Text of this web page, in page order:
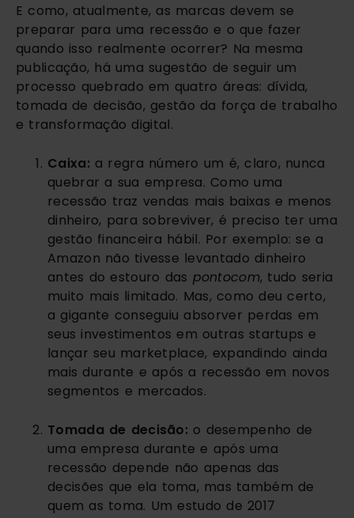
E como, atualmente, as marcas devem se
preparar para uma recessão e o que fazer
quando isso realmente ocorrer? Na mesma
publicação, há uma sugestão de seguir um
processo quebrado em quatro áreas: dívida,
tomada de decisão, gestão da força de trabalho
e transformação digital.
Caixa: a regra número um é, claro, nunca
quebrar a sua empresa. Como uma
recessão traz vendas mais baixas e menos
dinheiro, para sobreviver, é preciso ter uma
gestão financeira hábil. Por exemplo: se a
Amazon não tivesse levantado dinheiro
antes do estouro das pontocom, tudo seria
muito mais limitado. Mas, como deu certo,
a gigante conseguiu absorver perdas em
seus investimentos em outras startups e
lançar seu marketplace, expandindo ainda
mais durante e após a recessão em novos
segmentos e mercados.
Tomada de decisão: o desempenho de
uma empresa durante e após uma
recessão depende não apenas das
decisões que ela toma, mas também de
quem as toma. Um estudo de 2017